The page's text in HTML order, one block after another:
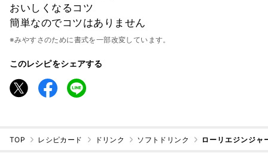
おいしくなるコツ
簡単なのでコツはありません
※みやすさのために書式を一部改変しています。
このレシピをシェアする
TOP レシピカード ドリンク ソフトドリンク ローリエジンジ